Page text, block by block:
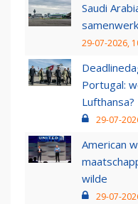
Saudi
29-07-2026,
Portugal:
Lufthansa?
29-07-
American
wilde
29-07-